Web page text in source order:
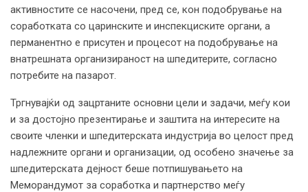
активностите се насочени, пред се, кон подобрување на
соработката со царинските и инспекциските органи, а
перманентно е присутен и процесот на подобрување на
внатрешната организираност на шпедитерите, согласно
потребите на пазарот.
Тргнувајќи од зацртаните основни цели и задачи, меѓу кои
и за достојно презентирање и заштита на интересите на
своите членки и шпедитерската индустрија во целост пред
надлежните органи и организации, од особено значење за
шпедитерската дејност беше потпишувањето на
Меморандумот за соработка и партнерство меѓу